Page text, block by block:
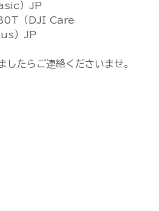
）JP
（DJI Care
）JP
したらご連絡くださいませ。